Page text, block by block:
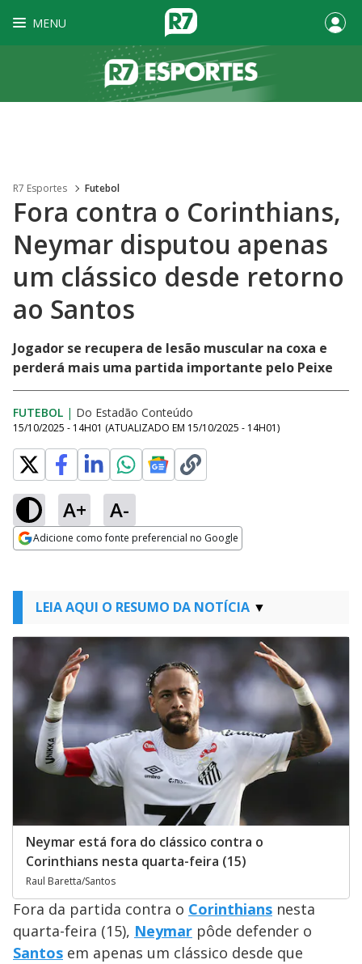
MENU
R7 Esportes Futebol
Fora contra o Corinthians,
Neymar disputou apenas
um clássico desde retorno
ao Santos
Jogador se recupera de lesão muscular na coxa e
perderá mais uma partida importante pelo Peixe
FUTEBOL | Do Estadão Conteúdo
15/10/2025 - 14H01 (ATUALIZADO EM 15/10/2025 - 14H01)
A+ A-
Adicione como fonte preferencial no Google
LEIA AQUI O RESUMO DA NOTÍCIA
Neymar está fora do clássico contra o
Corinthians nesta quarta-feira (15)
Raul Baretta/Santos
Fora da partida contra o Corinthians nesta
quarta-feira (15), Neymar pôde defender o
Santos em apenas um clássico desde que